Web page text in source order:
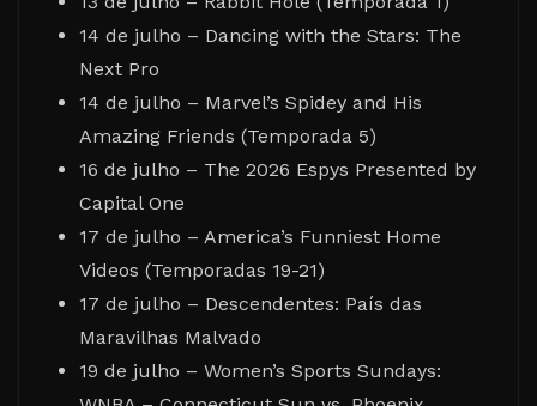
14 de julho – Dancing with the Stars: The
Next Pro
14 de julho – Marvel’s Spidey and His
Amazing Friends (Temporada 5)
16 de julho – The 2026 Espys Presented by
Capital One
17 de julho – America’s Funniest Home
Videos (Temporadas 19-21)
17 de julho – Descendentes: País das
Maravilhas Malvado
19 de julho – Women’s Sports Sundays: